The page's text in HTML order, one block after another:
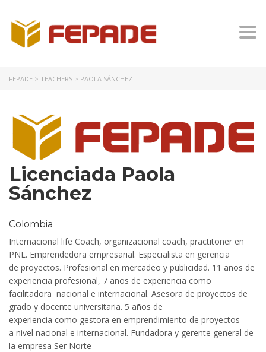
FEPADE > TEACHERS > PAOLA SÁNCHEZ
Licenciada Paola
Sánchez
Colombia
Internacional life Coach, organizacional coach, practitoner en
PNL. Emprendedora empresarial. Especialista en gerencia
de proyectos. Profesional en mercadeo y publicidad. 11 años de
experiencia profesional, 7 años de experiencia como
facilitadora nacional e internacional. Asesora de proyectos de
grado y docente universitaria. 5 años de
experiencia como gestora en emprendimiento de proyectos
a nivel nacional e internacional. Fundadora y gerente general de
la empresa Ser Norte